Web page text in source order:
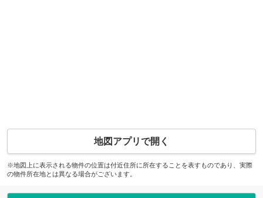
地図アプリで開く
※地図上に表示される物件の位置は付近住所に所在することを表すものであり、実際
の物件所在地とは異なる場合がございます。